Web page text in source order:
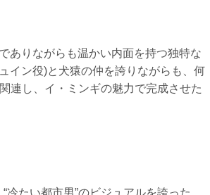
ありながらも温かい内面を持つ独特な
イン役)と犬猿の仲を誇りながらも、何
連し、イ・ミンギの魅力で完成させた
たい都市男”のビジュアルを誇った